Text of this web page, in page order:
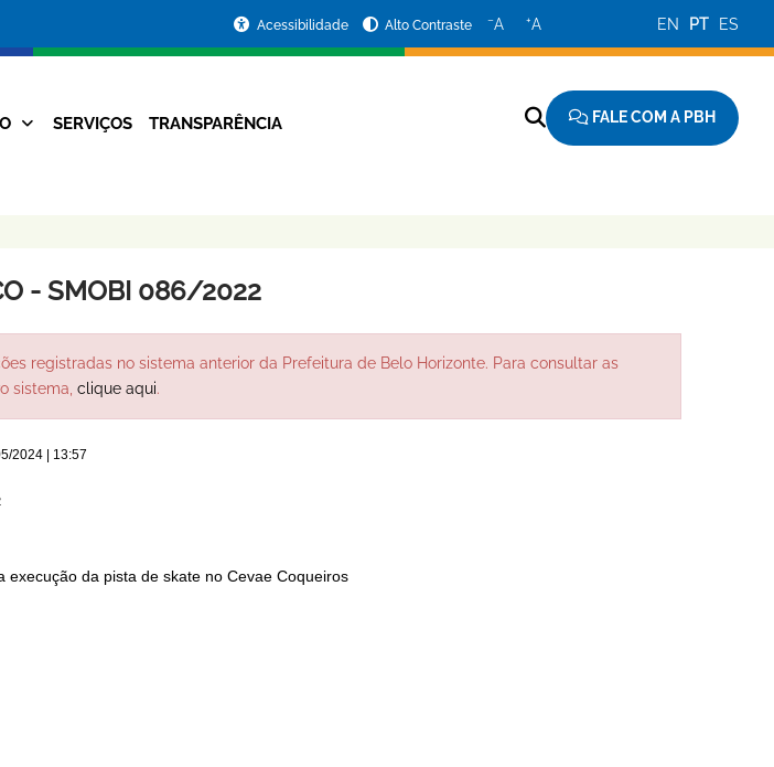
Acessibilidade Alto Contraste −A +A EN PT ES
SERVIÇOS TRANSPARÊNCIA FALE COM A PBH
- SMOBI 086/2022
registradas no sistema anterior da Prefeitura de Belo Horizonte. Para consultar as
sistema, clique aqui.
2024 | 13:57
execução da pista de skate no Cevae Coqueiros